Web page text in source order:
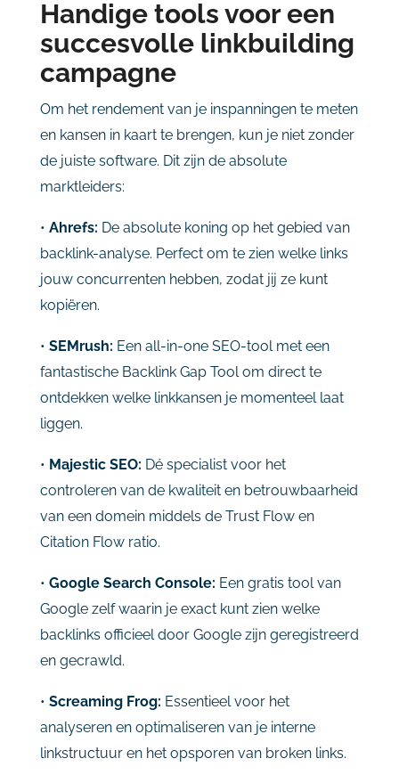
Handige tools voor een
succesvolle linkbuilding
campagne
Om het rendement van je inspanningen te meten
en kansen in kaart te brengen, kun je niet zonder
de juiste software. Dit zijn de absolute
marktleiders:
• Ahrefs: De absolute koning op het gebied van
backlink-analyse. Perfect om te zien welke links
jouw concurrenten hebben, zodat jij ze kunt
kopiëren.
• SEMrush: Een all-in-one SEO-tool met een
fantastische Backlink Gap Tool om direct te
ontdekken welke linkkansen je momenteel laat
liggen.
• Majestic SEO: Dé specialist voor het
controleren van de kwaliteit en betrouwbaarheid
van een domein middels de Trust Flow en
Citation Flow ratio.
• Google Search Console: Een gratis tool van
Google zelf waarin je exact kunt zien welke
backlinks officieel door Google zijn geregistreerd
en gecrawld.
• Screaming Frog: Essentieel voor het
analyseren en optimaliseren van je interne
linkstructuur en het opsporen van broken links.